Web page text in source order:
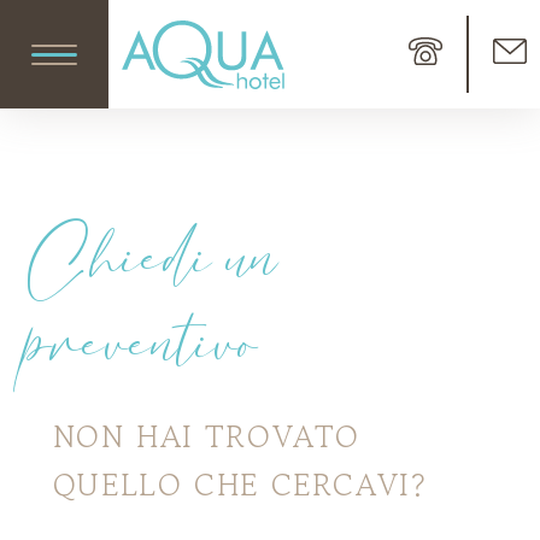
Chiedi un
preventivo
NON HAI TROVATO
QUELLO CHE CERCAVI?